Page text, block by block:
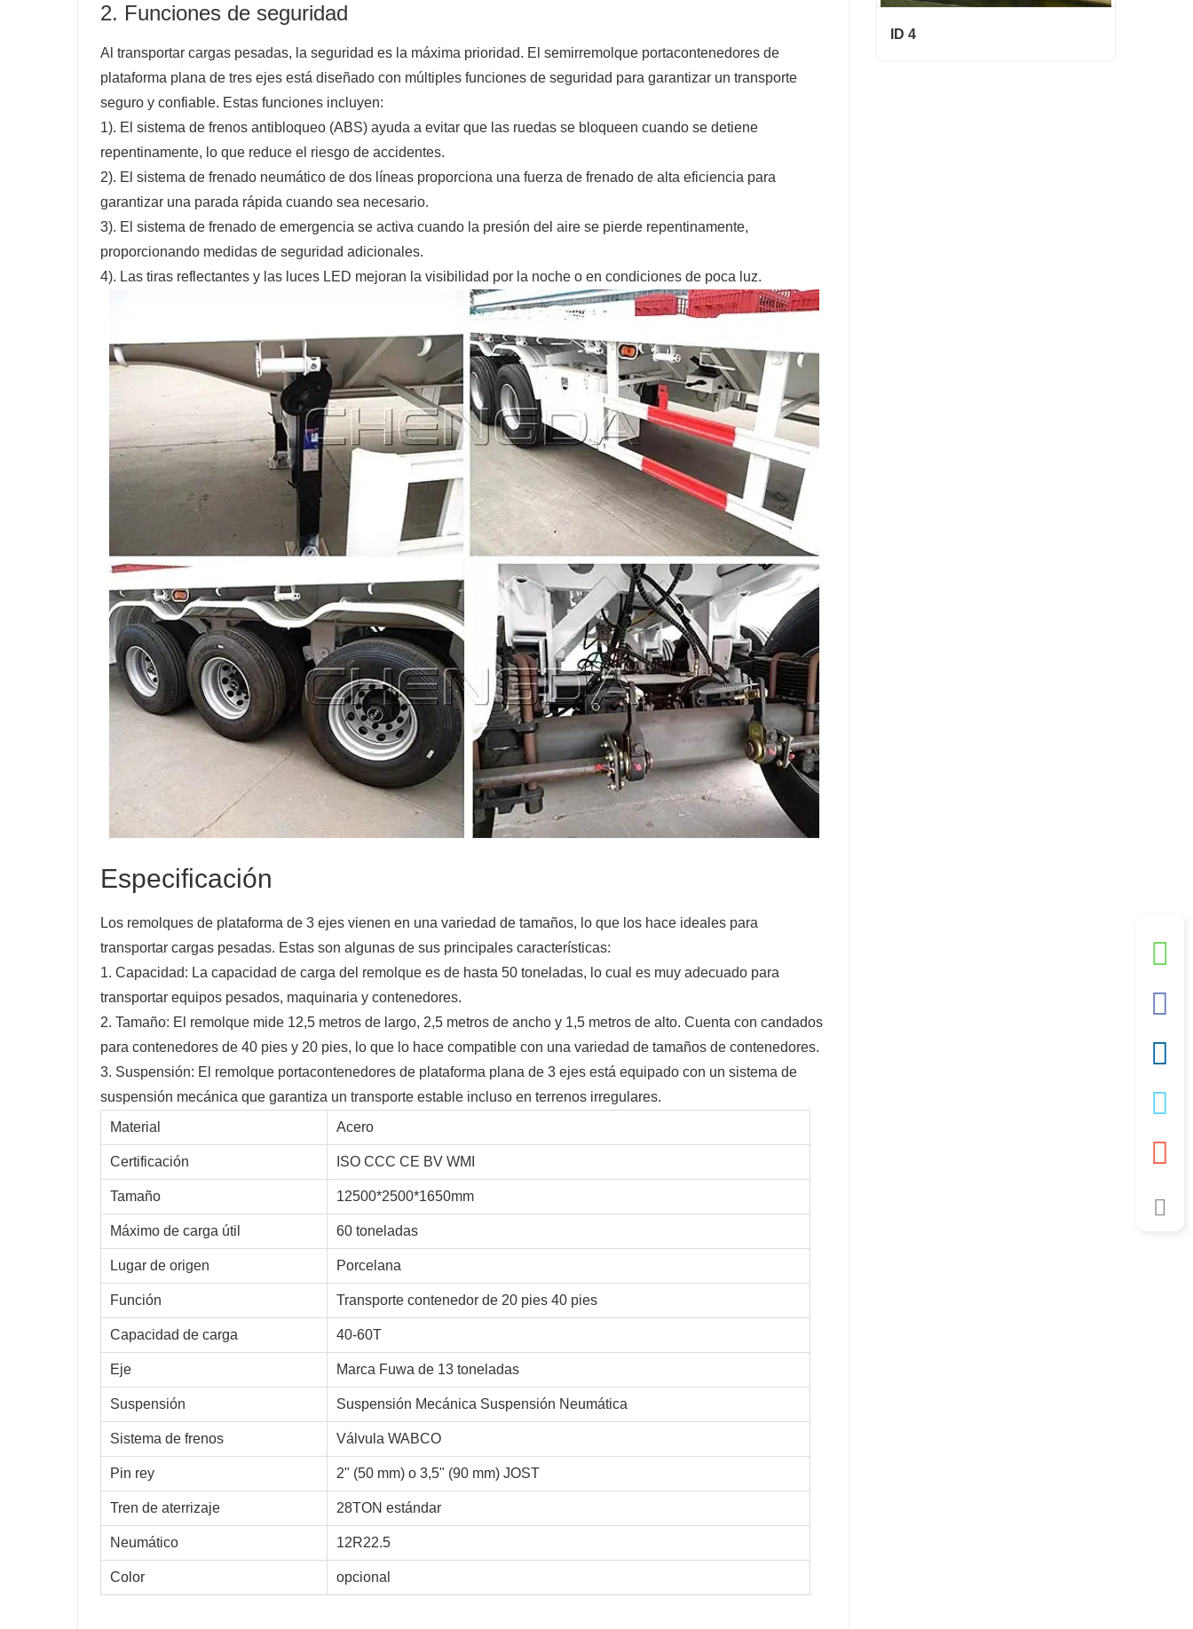
2. Funciones de seguridad
Al transportar cargas pesadas, la seguridad es la máxima prioridad. El semirremolque portacontenedores de
plataforma plana de tres ejes está diseñado con múltiples funciones de seguridad para garantizar un transporte
seguro y confiable. Estas funciones incluyen:
1). El sistema de frenos antibloqueo (ABS) ayuda a evitar que las ruedas se bloqueen cuando se detiene
repentinamente, lo que reduce el riesgo de accidentes.
2). El sistema de frenado neumático de dos líneas proporciona una fuerza de frenado de alta eficiencia para
garantizar una parada rápida cuando sea necesario.
3). El sistema de frenado de emergencia se activa cuando la presión del aire se pierde repentinamente,
proporcionando medidas de seguridad adicionales.
4). Las tiras reflectantes y las luces LED mejoran la visibilidad por la noche o en condiciones de poca luz.
Especificación
Los remolques de plataforma de 3 ejes vienen en una variedad de tamaños, lo que los hace ideales para
transportar cargas pesadas. Estas son algunas de sus principales características:
1. Capacidad: La capacidad de carga del remolque es de hasta 50 toneladas, lo cual es muy adecuado para
transportar equipos pesados, maquinaria y contenedores.
2. Tamaño: El remolque mide 12,5 metros de largo, 2,5 metros de ancho y 1,5 metros de alto. Cuenta con candados
para contenedores de 40 pies y 20 pies, lo que lo hace compatible con una variedad de tamaños de contenedores.
3. Suspensión: El remolque portacontenedores de plataforma plana de 3 ejes está equipado con un sistema de
suspensión mecánica que garantiza un transporte estable incluso en terrenos irregulares.
Material
Acero
Certificación ISO CCC CE BV WMI
Tamaño 12500*2500*1650mm
Máximo de carga útil 60 toneladas
Lugar de origen Porcelana
Función Transporte contenedor de 20 pies 40 pies
Capacidad de carga 40-60T
Eje Marca Fuwa de 13 toneladas
Suspensión Suspensión Mecánica Suspensión Neumática
Sistema de frenos Válvula WABCO
Pin rey 2" (50 mm) o 3,5" (90 mm) JOST
Tren de aterrizaje 28TON estándar
Neumático 12R22.5
Color opcional
ID 4